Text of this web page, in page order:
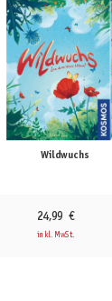
Wildwuchs
24,99 €
inkl. MwSt.